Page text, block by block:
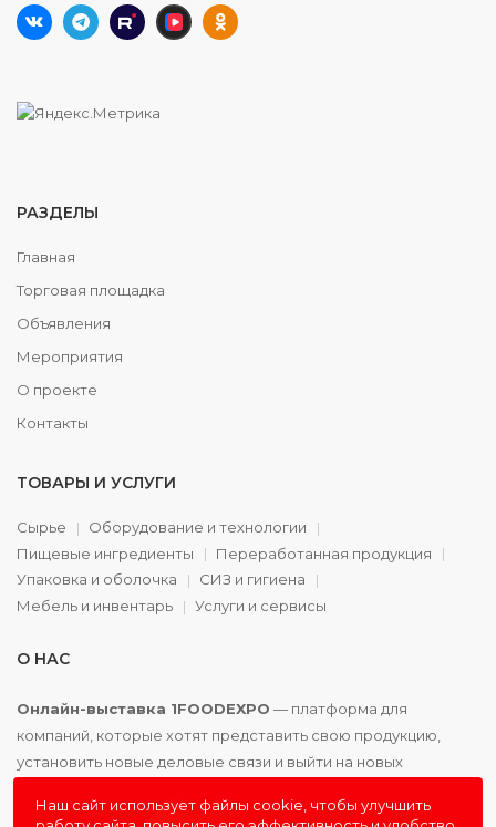
РАЗДЕЛЫ
Главная
Торговая площадка
Объявления
Мероприятия
О проекте
Контакты
ТОВАРЫ И УСЛУГИ
Сырье
Оборудование и технологии
Пищевые ингредиенты
Переработанная продукция
Упаковка и оболочка
СИЗ и гигиена
Мебель и инвентарь
Услуги и сервисы
О НАС
Онлайн-выставка 1FOODEXPO — платформа для
компаний, которые хотят представить свою продукцию,
установить новые деловые связи и выйти на новых
Наш сайт использует файлы cookie, чтобы улучшить